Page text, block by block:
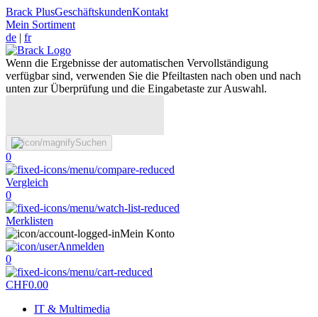
Brack PlusGeschäftskundenKontakt
Mein Sortiment
de | fr
Wenn die Ergebnisse der automatischen Vervollständigung
verfügbar sind, verwenden Sie die Pfeiltasten nach oben und nach
unten zur Überprüfung und die Eingabetaste zur Auswahl.
Suchen
0
Vergleich
0
Merklisten
Mein Konto
Anmelden
0
CHF0.00
IT & Multimedia